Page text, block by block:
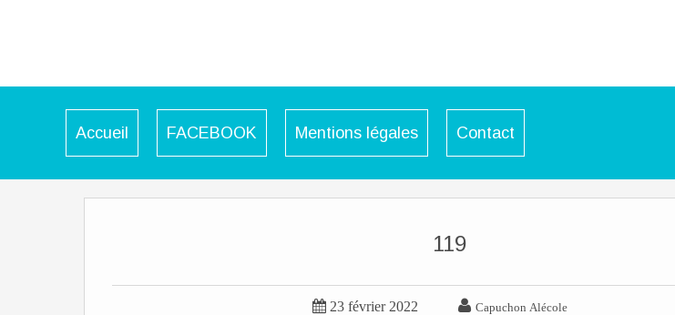
Accueil FACEBOOK Mentions légales Contact
119
 23 février 2022  Capuchon Alécole